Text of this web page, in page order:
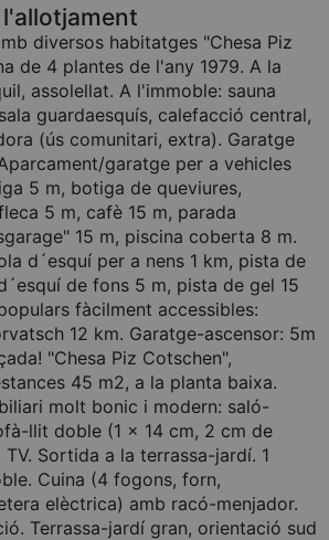
diversos habitatges "Chesa Piz
de 4 plantes de l'any 1979. A la
assolellat. A l'immoble: sauna
guardaesquís, calefacció central,
(ús comunitari, extra). Garatge
garatge per a vehicles
5 m, botiga de queviures,
5 m, cafè 15 m, parada
15 m, piscina coberta 8 m.
d´esquí per a nens 1 km, pista de
de fons 5 m, pista de gel 15
fàcilment accessibles:
12 km. Garatge-ascensor: 5m
"Chesa Piz Cotschen",
45 m2, a la planta baixa.
molt bonic i modern: saló-
llit doble (1 x 14 cm, 2 cm de
Sortida a la terrassa-jardí. 1
Cuina (4 fogons, forn,
elèctrica) amb racó-menjador.
Terrassa-jardí gran, orientació sud